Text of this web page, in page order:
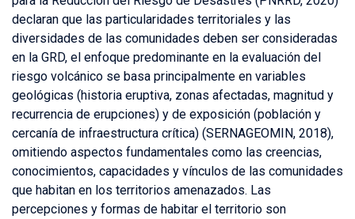
declaran que las particularidades territoriales y las
diversidades de las comunidades deben ser consideradas
en la GRD, el enfoque predominante en la evaluación del
riesgo volcánico se basa principalmente en variables
geológicas (historia eruptiva, zonas afectadas, magnitud y
recurrencia de erupciones) y de exposición (población y
cercanía de infraestructura crítica) (SERNAGEOMIN, 2018),
omitiendo aspectos fundamentales como las creencias,
conocimientos, capacidades y vínculos de las comunidades
que habitan en los territorios amenazados. Las
percepciones y formas de habitar el territorio son